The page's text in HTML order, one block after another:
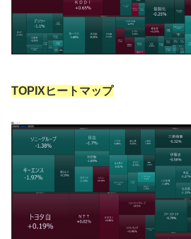
TOPIXヒートマップ